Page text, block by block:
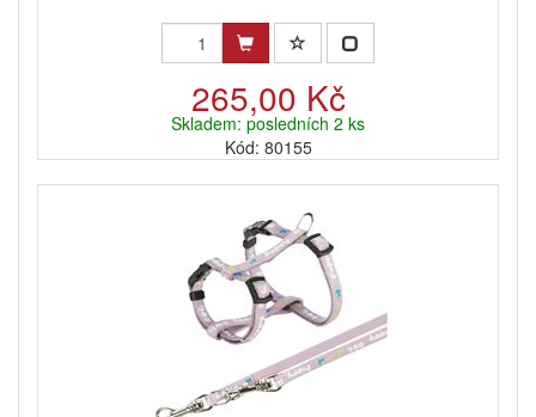
265,00 Kč
Skladem: posledních 2 ks
Kód: 80155